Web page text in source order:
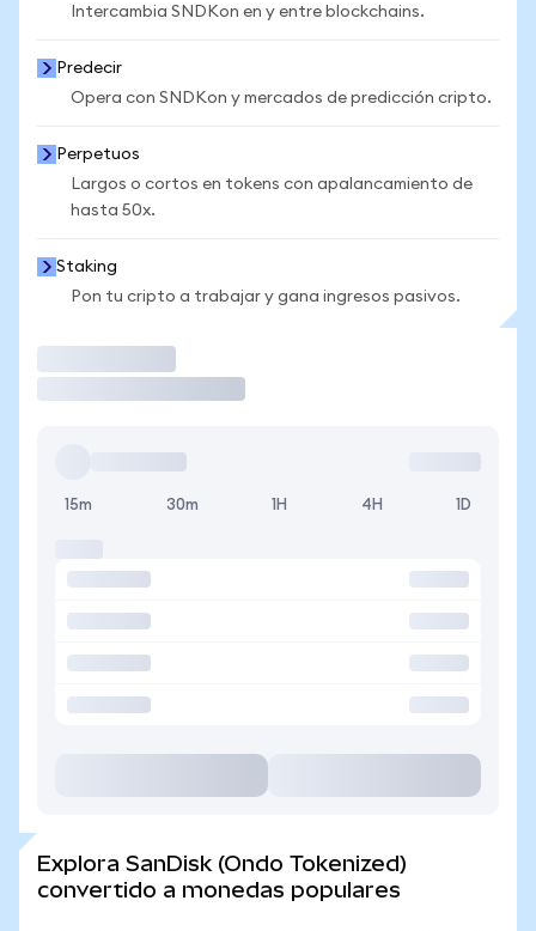
Intercambia SNDKon en y entre blockchains.
Predecir
Opera con SNDKon y mercados de predicción cripto.
Perpetuos
Largos o cortos en tokens con apalancamiento de
hasta 50x.
Staking
Pon tu cripto a trabajar y gana ingresos pasivos.
15m 30m 1H 4H 1D
Explora SanDisk (Ondo Tokenized)
convertido a monedas populares